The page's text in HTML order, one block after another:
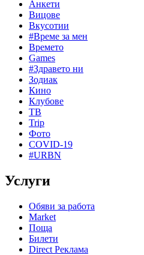
Анкети
Вицове
Вкусотии
#Време за мен
Времето
Games
#Здравето ни
Зодиак
Кино
Клубове
ТВ
Trip
Фото
COVID-19
#URBN
Услуги
Обяви за работа
Market
Поща
Билети
Direct Реклама